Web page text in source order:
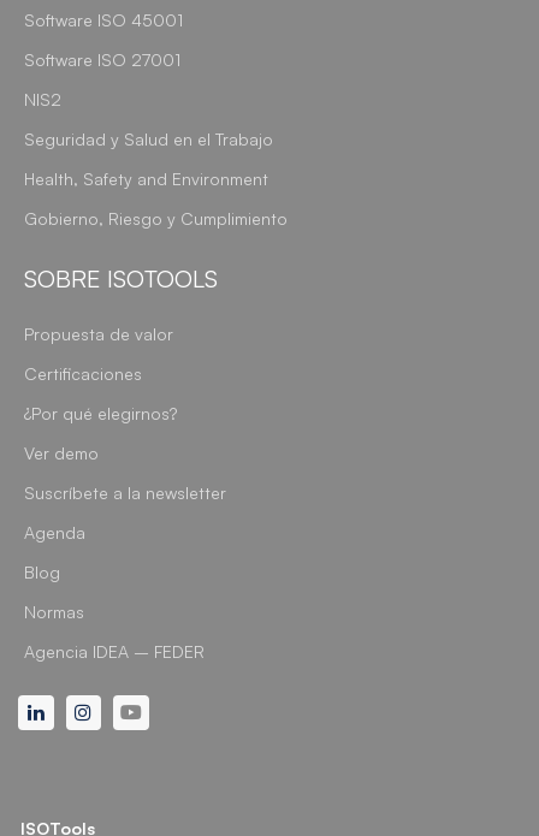
Software ISO 45001
Software ISO 27001
NIS2
Seguridad y Salud en el Trabajo
Health, Safety and Environment
Gobierno, Riesgo y Cumplimiento
SOBRE ISOTOOLS
Propuesta de valor
Certificaciones
¿Por qué elegirnos?
Ver demo
Suscríbete a la newsletter
Agenda
Blog
Normas
Agencia IDEA – FEDER
LinkedinInstagramYoutube
ISOTools